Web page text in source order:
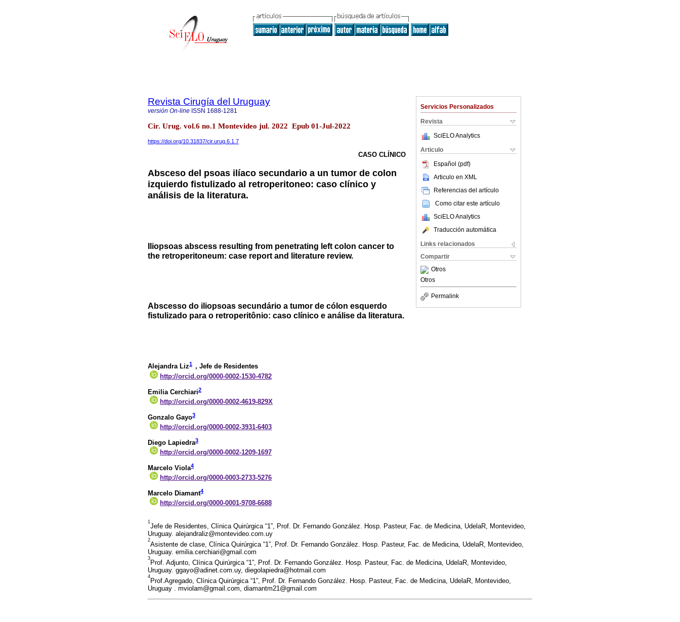
Servicios Personalizados
Revista
SciELO Analytics
Articulo
Español (pdf)
Articulo en XML
Referencias del artículo
Como citar este artículo
SciELO Analytics
Traducción automática
Links relacionados
Compartir
Otros
Otros
Permalink
Revista Cirugía del Uruguay
versión On-line ISSN 1688-1281
Cir. Urug. vol.6 no.1 Montevideo jul. 2022 Epub 01-Jul-2022
https://doi.org/10.31837/cir.urug.6.1.7
CASO CLÍNICO
Absceso del psoas ilíaco secundario a un tumor de colon
izquierdo fistulizado al retroperitoneo: caso clínico y
análisis de la literatura.
Iliopsoas abscess resulting from penetrating left colon cancer to
the retroperitoneum: case report and literature review.
Abscesso do iliopsoas secundário a tumor de cólon esquerdo
fistulizado para o retroperitônio: caso clínico e análise da literatura.
Alejandra Liz1 , Jefe de Residentes
http://orcid.org/0000-0002-1530-4782
Emilia Cerchiari2
http://orcid.org/0000-0002-4619-829X
Gonzalo Gayo3
http://orcid.org/0000-0002-3931-6403
Diego Lapiedra3
http://orcid.org/0000-0002-1209-1697
Marcelo Viola4
http://orcid.org/0000-0003-2733-5276
Marcelo Diamant4
http://orcid.org/0000-0001-9708-6688
1
Jefe de Residentes, Clínica Quirúrgica “1”, Prof. Dr. Fernando González. Hosp. Pasteur, Fac. de Medicina, UdelaR, Montevideo,
Uruguay. alejandraliz@montevideo.com.uy
2
Asistente de clase, Clínica Quirúrgica “1”, Prof. Dr. Fernando González. Hosp. Pasteur, Fac. de Medicina, UdelaR, Montevideo,
Uruguay. emilia.cerchiari@gmail.com
3
Prof. Adjunto, Clínica Quirúrgica “1”, Prof. Dr. Fernando González. Hosp. Pasteur, Fac. de Medicina, UdelaR, Montevideo,
Uruguay. ggayo@adinet.com.uy, diegolapiedra@hotmail.com
4
Prof.Agregado, Clínica Quirúrgica “1”, Prof. Dr. Fernando González. Hosp. Pasteur, Fac. de Medicina, UdelaR, Montevideo,
Uruguay . mviolam@gmail.com, diamantm21@gmail.com